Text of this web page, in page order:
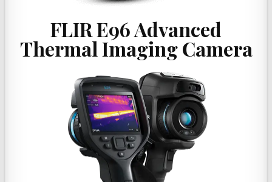
FLIR E96 Advanced
Thermal Imaging Camera